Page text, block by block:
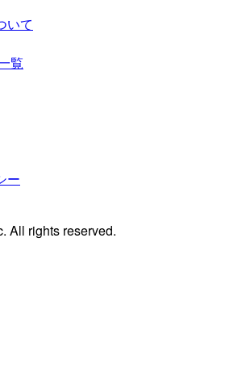
いて
覧
ー
All rights reserved.